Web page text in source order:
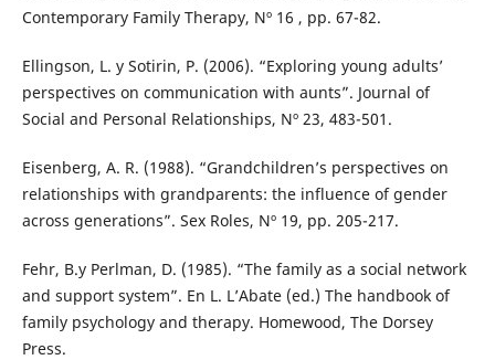
Contemporary Family Therapy, Nº 16 , pp. 67-82.
Ellingson, L. y Sotirin, P. (2006). “Exploring young adults’
perspectives on communication with aunts”. Journal of
Social and Personal Relationships, Nº 23, 483-501.
Eisenberg, A. R. (1988). “Grandchildren’s perspectives on
relationships with grandparents: the influence of gender
across generations”. Sex Roles, Nº 19, pp. 205-217.
Fehr, B.y Perlman, D. (1985). “The family as a social network
and support system”. En L. L’Abate (ed.) The handbook of
family psychology and therapy. Homewood, The Dorsey
Press.